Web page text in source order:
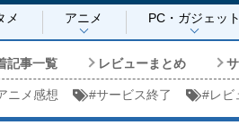
メ アニメ PC・ガジェット
記事一覧 レビューまとめ
ニメ感想 #サービス終了 #レビ